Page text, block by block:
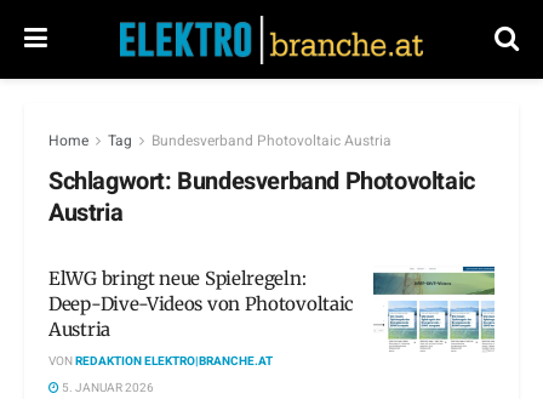
Home Tag Bundesverband Photovoltaic Austria
Schlagwort: Bundesverband Photovoltaic
Austria
ElWG bringt neue Spielregeln:
Deep-Dive-Videos von Photovoltaic
Austria
VONREDAKTION ELEKTRO|BRANCHE.AT
5. JANUAR 2026